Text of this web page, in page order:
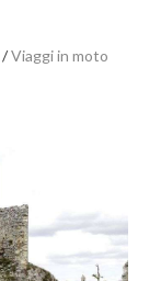
/Viaggi in moto